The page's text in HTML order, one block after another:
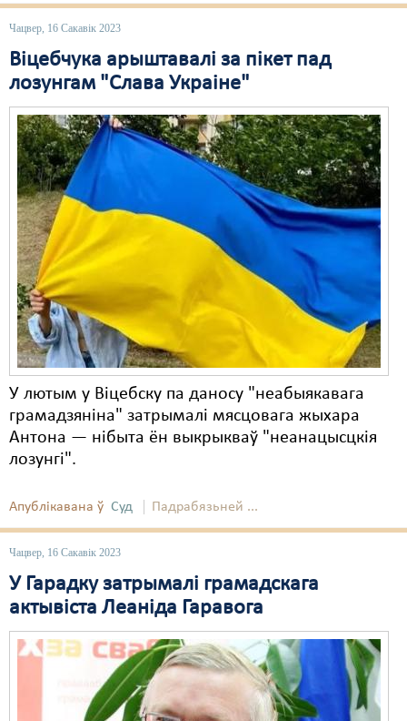
Чацвер, 16 Сакавік 2023
Віцебчука арыштавалі за пікет пад
лозунгам "Слава Украіне"
У лютым у Віцебску па даносу "неабыякавага
грамадзяніна" затрымалі мясцовага жыхара
Антона — нібыта ён выкрыкваў "неанацысцкія
лозунгі".
Апублікавана ў Суд Падрабязьней ...
Чацвер, 16 Сакавік 2023
У Гарадку затрымалі грамадскага
актывіста Леаніда Гаравога